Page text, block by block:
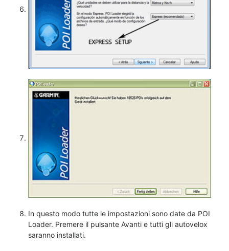
In questo modo tutte le impostazioni sono date da POI
Loader. Premere il pulsante Avanti e tutti gli autovelox
saranno installati.